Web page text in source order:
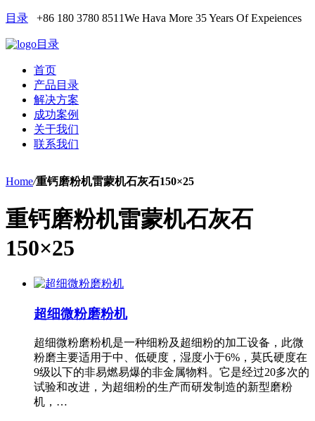
目录 +86 180 3780 8511We Hava More 35 Years Of Expeiences
目录
首页
产品目录
解决方案
成功案例
关于我们
联系我们
Home/重钙磨粉机雷蒙机石灰石150×25
重钙磨粉机雷蒙机石灰石
150×25
超细微粉磨粉机
超细微粉磨粉机是一种细粉及超细粉的加工设备，此微
粉磨主要适用于中、低硬度，湿度小于6%，莫氏硬度在
9级以下的非易燃易爆的非金属物料。它是经过20多次的
试验和改进，为超细粉的生产而研发制造的新型磨粉
机，…